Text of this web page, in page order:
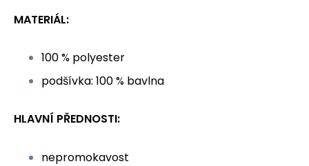
MATERIÁL:
100 % polyester
podšívka: 100 % bavlna
HLAVNÍ PŘEDNOSTI:
nepromokavost